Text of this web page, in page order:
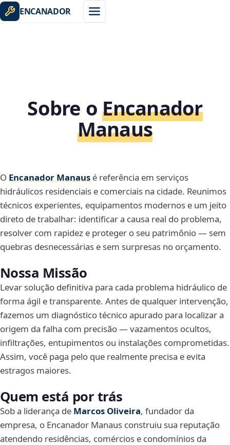
ENCANADOR
Sobre oEncanador
Manaus
O Encanador Manaus é referência em serviços
hidráulicos residenciais e comerciais na cidade. Reunimos
técnicos experientes, equipamentos modernos e um jeito
direto de trabalhar: identificar a causa real do problema,
resolver com rapidez e proteger o seu patrimônio — sem
quebras desnecessárias e sem surpresas no orçamento.
Nossa Missão
Levar solução definitiva para cada problema hidráulico de
forma ágil e transparente. Antes de qualquer intervenção,
fazemos um diagnóstico técnico apurado para localizar a
origem da falha com precisão — vazamentos ocultos,
infiltrações, entupimentos ou instalações comprometidas.
Assim, você paga pelo que realmente precisa e evita
estragos maiores.
Quem está por trás
Sob a liderança de Marcos Oliveira, fundador da
empresa, o Encanador Manaus construiu sua reputação
atendendo residências, comércios e condomínios da